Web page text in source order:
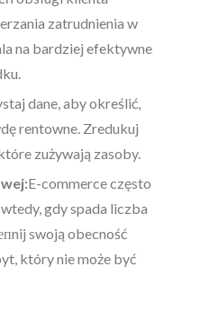
zatrudnienia w
na bardziej efektywne
dane, aby określić,
rentowne. Zredukuj
zużywają zasoby.
E-commerce często
gdy spada liczba
swoją obecność
który nie może być